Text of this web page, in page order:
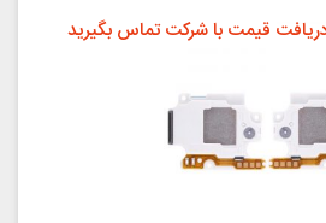
قیمت با شرکت تماس بگیرید